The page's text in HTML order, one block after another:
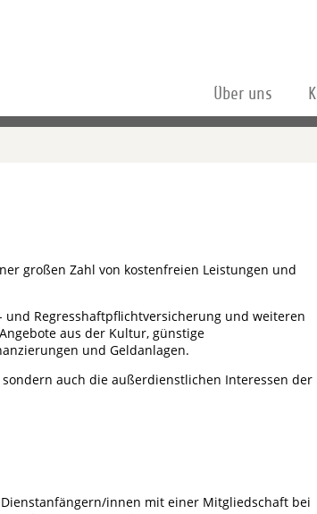
Über uns
großen Zahl von kostenfreien Leistungen und
Regresshaftpflichtversicherung und weiteren
aus der Kultur, günstige
und Geldanlagen.
auch die außerdienstlichen Interessen der
innen mit einer Mitgliedschaft bei